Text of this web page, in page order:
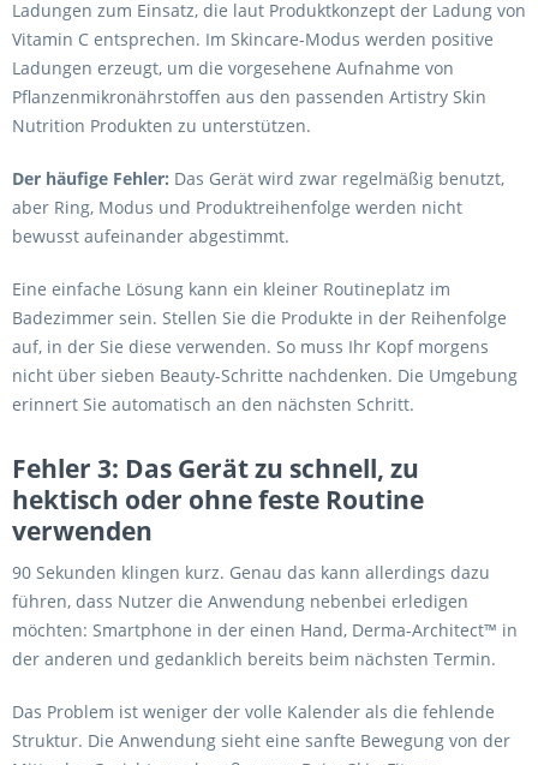
Ladungen zum Einsatz, die laut Produktkonzept der Ladung von
Vitamin C entsprechen. Im Skincare-Modus werden positive
Ladungen erzeugt, um die vorgesehene Aufnahme von
Pflanzenmikronährstoffen aus den passenden Artistry Skin
Nutrition Produkten zu unterstützen.
Der häufige Fehler: Das Gerät wird zwar regelmäßig benutzt,
aber Ring, Modus und Produktreihenfolge werden nicht
bewusst aufeinander abgestimmt.
Eine einfache Lösung kann ein kleiner Routineplatz im
Badezimmer sein. Stellen Sie die Produkte in der Reihenfolge
auf, in der Sie diese verwenden. So muss Ihr Kopf morgens
nicht über sieben Beauty-Schritte nachdenken. Die Umgebung
erinnert Sie automatisch an den nächsten Schritt.
Fehler 3: Das Gerät zu schnell, zu
hektisch oder ohne feste Routine
verwenden
90 Sekunden klingen kurz. Genau das kann allerdings dazu
führen, dass Nutzer die Anwendung nebenbei erledigen
möchten: Smartphone in der einen Hand, Derma-Architect™ in
der anderen und gedanklich bereits beim nächsten Termin.
Das Problem ist weniger der volle Kalender als die fehlende
Struktur. Die Anwendung sieht eine sanfte Bewegung von der